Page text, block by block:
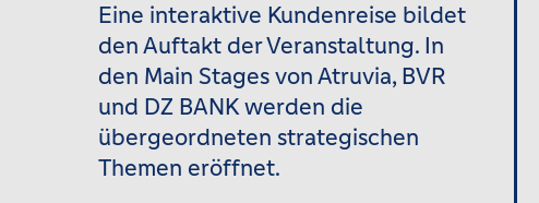
Eine interaktive Kundenreise bildet
den Auftakt der Veranstaltung. In
den Main Stages von Atruvia, BVR
und DZ BANK werden die
übergeordneten strategischen
Themen eröffnet.